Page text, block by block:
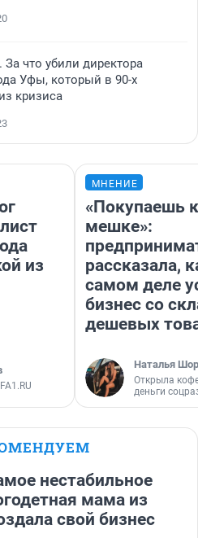
За что убили директора
Уфы, который в 90-х
кризиса
из
МНЕНИЕ
«Покупаешь
мешке»:
рассказала,
самом деле
бизнес со
дешевых
Наталья
Открыла
деньги
нестабильное
мама из
свой бизнес